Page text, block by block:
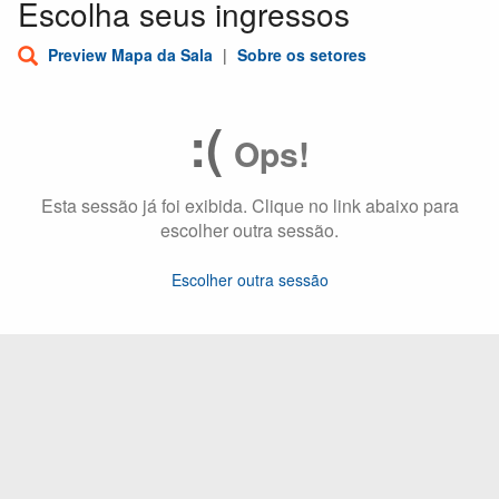
Escolha seus ingressos
Preview Mapa da Sala | Sobre os setores
:( Ops!
Esta sessão já foi exibida. Clique no link abaixo para
escolher outra sessão.
Escolher outra sessão